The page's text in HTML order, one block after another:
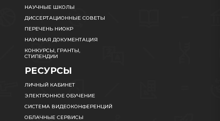
НАУЧНЫЕ ШКОЛЫ
ДИССЕРТАЦИОННЫЕ СОВЕТЫ
ПЕРЕЧЕНЬ НИОКР
НАУЧНАЯ ДОКУМЕНТАЦИЯ
КОНКУРСЫ, ГРАНТЫ,
СТИПЕНДИИ
РЕСУРСЫ
ЛИЧНЫЙ КАБИНЕТ
ЭЛЕКТРОННОЕ ОБУЧЕНИЕ
СИСТЕМА ВИДЕОКОНФЕРЕНЦИЙ
ОБЛАЧНЫЕ СЕРВИСЫ